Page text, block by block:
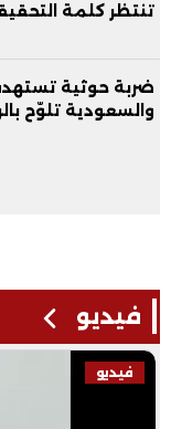
تنتظر كلمة
ضربة حوثية
والسعودية تلوّح
فيديو
فيديو